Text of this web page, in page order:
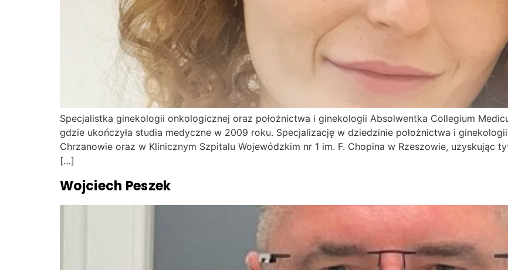
Specjalistka ginekologii onkologicznej oraz położnictwa i ginekologii Absolwentka Collegium
gdzie ukończyła studia medyczne w 2009 roku. Specjalizację w dziedzinie położnictwa i
Chrzanowie oraz w Klinicznym Szpitalu Wojewódzkim nr 1 im. F. Chopina w Rzeszowie, uzyskując
[…]
Wojciech Peszek